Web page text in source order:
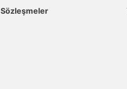
Sözleşmeler